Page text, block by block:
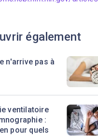
également
n'arrive pas à
ventilatoire
:
pour quels